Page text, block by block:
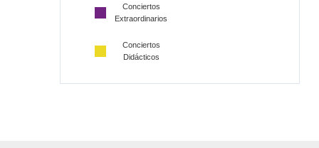
Conciertos
Extraordinarios
Conciertos
Didácticos